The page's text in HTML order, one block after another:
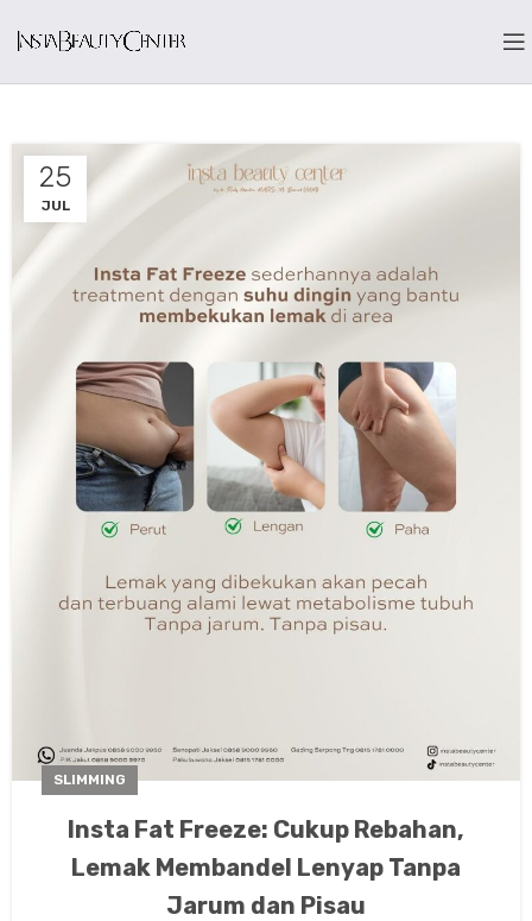
25
JUL
SLIMMING
Insta Fat Freeze: Cukup Rebahan,
Lemak Membandel Lenyap Tanpa
Jarum dan Pisau